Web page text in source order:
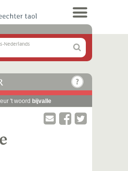
Nederlands
't woord bijvalle